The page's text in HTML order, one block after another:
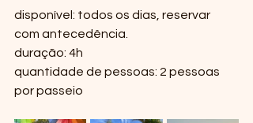
disponível: todos os dias, reservar
com antecedência.
duração: 4h
quantidade de pessoas: 2 pessoas
por passeio